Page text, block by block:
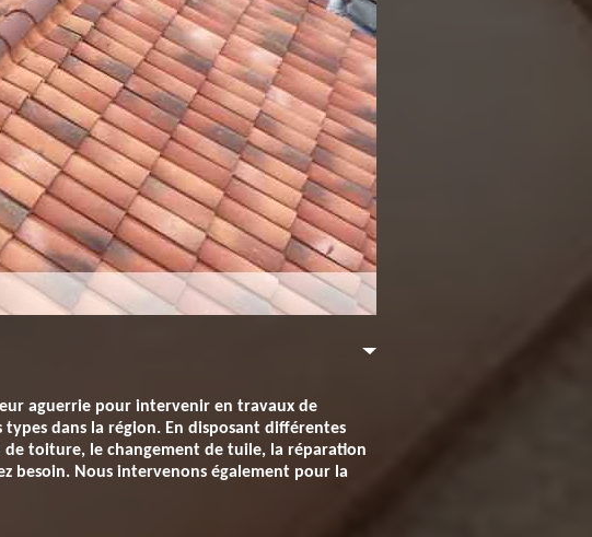
aguerrie pour intervenir en travaux de
dans la région. En disposant différentes
toiture, le changement de tuile, la réparation
besoin. Nous intervenons également pour la